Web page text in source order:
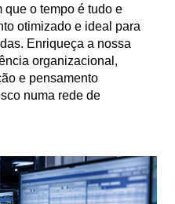
que o tempo é tudo e
otimizado e ideal para
Enriqueça a nossa
organizacional,
e pensamento
numa rede de